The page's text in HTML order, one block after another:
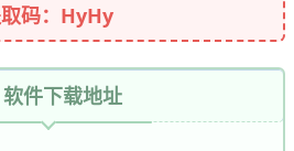
码：HyHy
软件下载地址